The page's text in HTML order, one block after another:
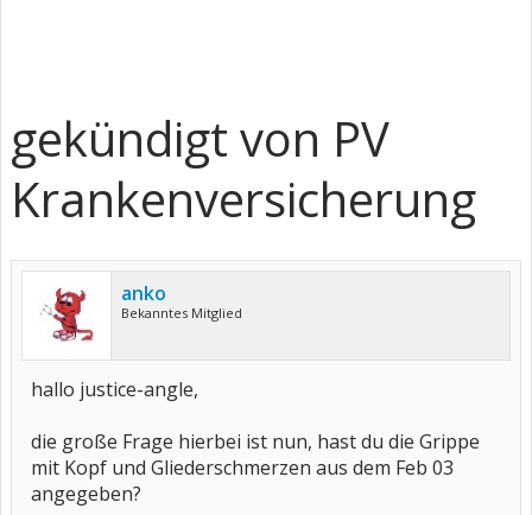
gekündigt von PV
Krankenversicherung
anko
Bekanntes Mitglied
hallo justice-angle,
die große Frage hierbei ist nun, hast du die Grippe
mit Kopf und Gliederschmerzen aus dem Feb 03
angegeben?